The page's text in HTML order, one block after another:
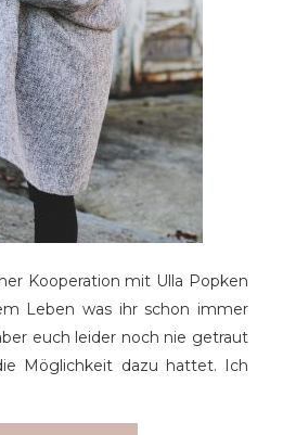
Kooperation mit Ulla Popken
Leben was ihr schon immer
euch leider noch nie getraut
Möglichkeit dazu hattet. Ich